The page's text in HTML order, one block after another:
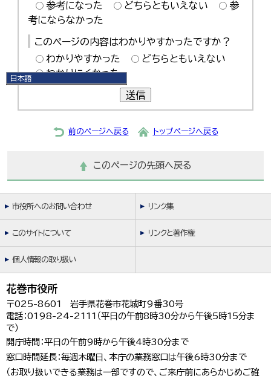
日本語
한국어
参考になった
どちらともいえない
参
考にならなかった
このページの内容はわかりやすかったですか？
わかりやすかった
どちらともいえない
わかりにくかった
送信
前のページへ戻る トップページへ戻る
このページの先頭へ戻る
市役所へのお問い合わせ リンク集
このサイトについて リンクと著作権
個人情報の取り扱い
花巻市役所
〒025-8601 岩手県花巻市花城町9番30号
電話：0198-24-2111（平日の午前8時30分から午後5時15分ま
で）
開庁時間：平日の午前9時から午後4時30分まで
窓口時間延長：毎週木曜日、本庁の業務窓口は午後6時30分まで
（お取り扱いできる業務は一部ですので、ご来庁前にあらかじめご確